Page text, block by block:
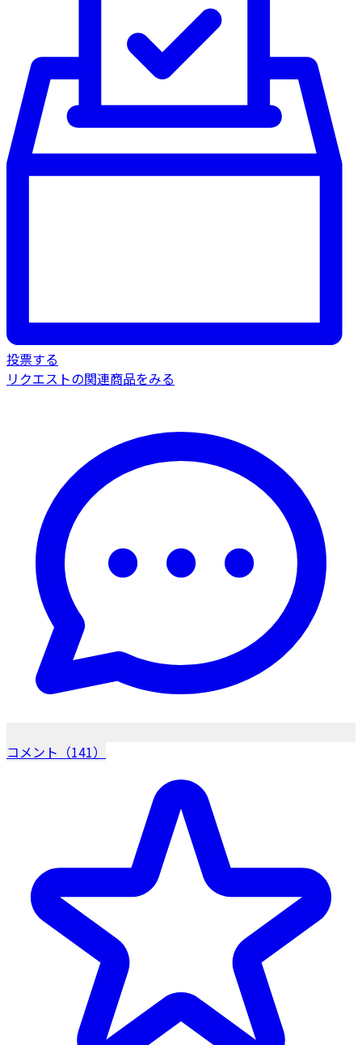
投票する
リクエストの関連商品をみる
コメント（141）